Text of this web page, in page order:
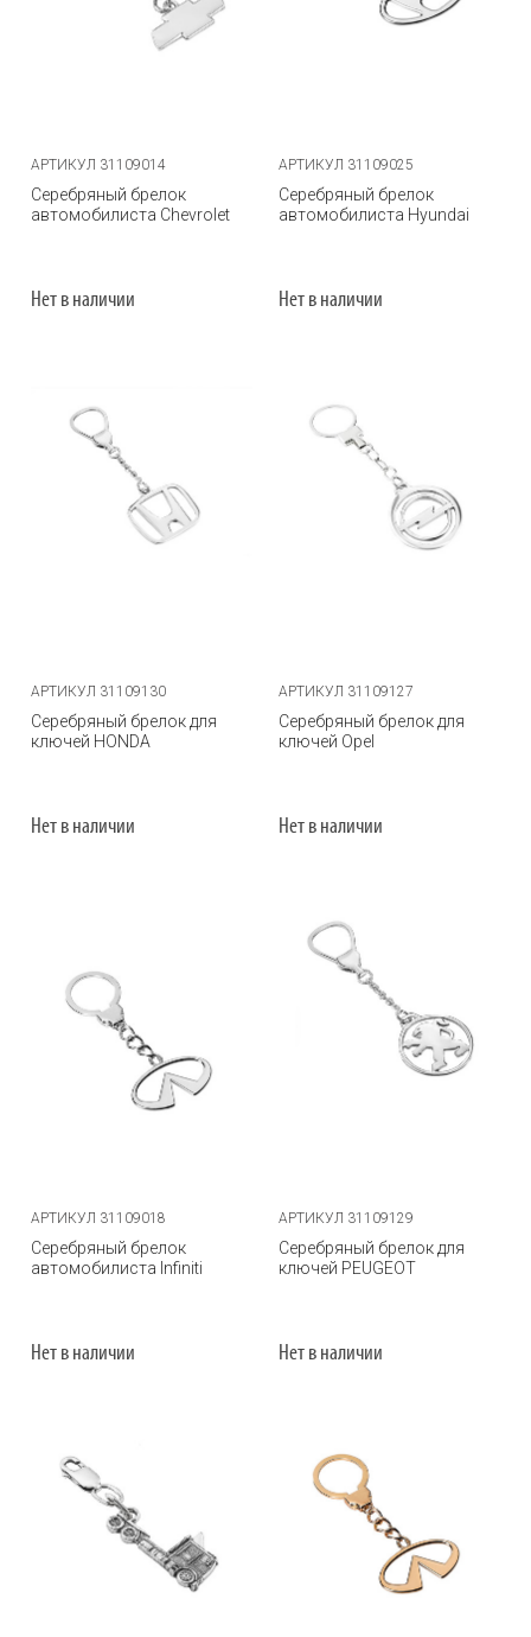
АРТИКУЛ 31109014
Серебряный брелок
автомобилиста Chevrolet
Нет в наличии
АРТИКУЛ 31109025
Серебряный брелок
автомобилиста Hyundai
Нет в наличии
АРТИКУЛ 31109130
Серебряный брелок для
ключей HONDA
Нет в наличии
АРТИКУЛ 31109127
Серебряный брелок для
ключей Opel
Нет в наличии
АРТИКУЛ 31109018
Серебряный брелок
автомобилиста Infiniti
Нет в наличии
АРТИКУЛ 31109129
Серебряный брелок для
ключей PEUGEOT
Нет в наличии